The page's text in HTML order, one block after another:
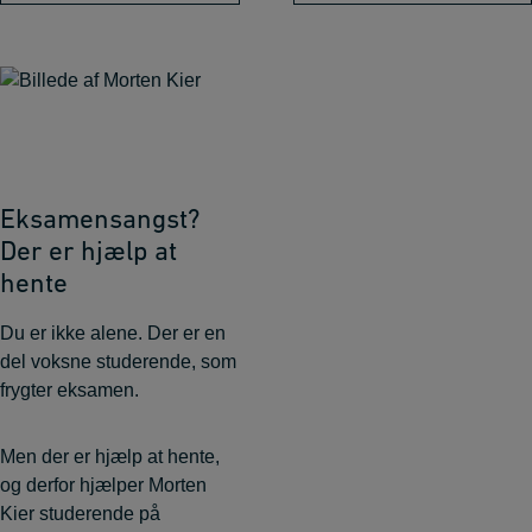
Eksamensangst?
Der er hjælp at
hente
Du er ikke alene. Der er en
del voksne studerende, som
frygter eksamen.
Men der er hjælp at hente,
og derfor hjælper Morten
Kier studerende på